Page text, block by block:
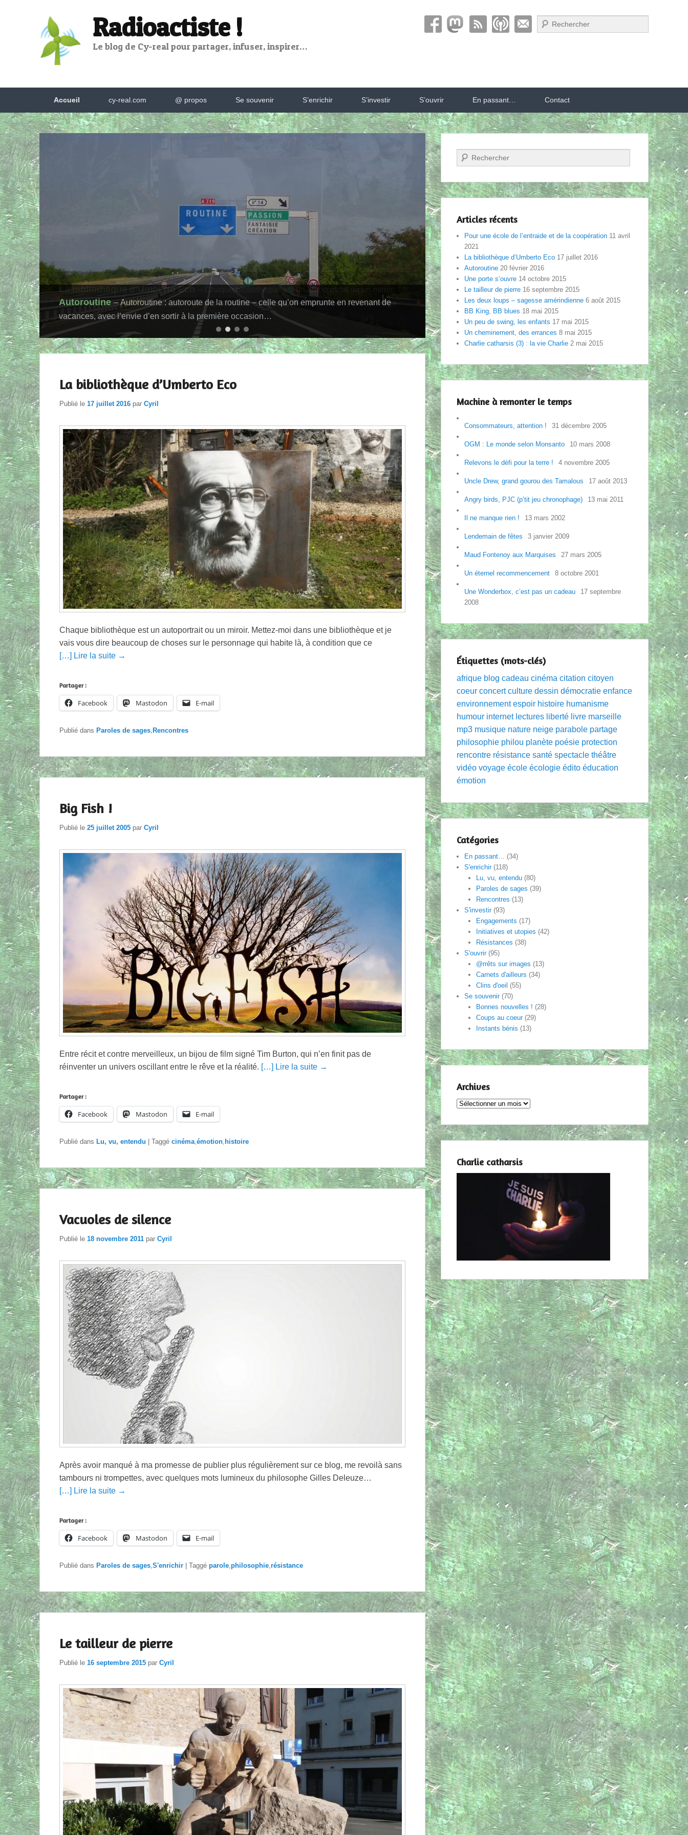
Radioactiste !
Le blog de Cy-real pour partager, infuser, inspirer…
Recherche
Accueil cy-real.com @ propos Se souvenir S’enrichir S’investir S’ouvrir En passant… Contact
Autoroutine
Autoroutine : autoroute de la routine – celle qu’on emprunte en revenant de
vacances, avec l’envie d’en sortir à la première occasion…
2 3 4
La bibliothèque d’Umberto Eco
Publié le 17 juillet 2016 par Cyril
Chaque bibliothèque est un autoportrait ou un miroir. Mettez-moi dans une bibliothèque et je
vais vous dire beaucoup de choses sur le personnage qui habite là, à condition que ce
[…] Lire la suite →
Partager :
Facebook Mastodon E-mail
Publié dans Paroles de sages Rencontres
Big Fish !
Publié le 25 juillet 2005 par Cyril
Entre récit et contre merveilleux, un bijou de film signé Tim Burton, qui n’en finit pas de
réinventer un univers oscillant entre le rêve et la réalité. […] Lire la suite →
Partager :
Facebook Mastodon E-mail
Publié dans Lu, vu, entendu Taggé cinéma émotion histoire
Vacuoles de silence
Publié le 18 novembre 2011 par Cyril
Après avoir manqué à ma promesse de publier plus régulièrement sur ce blog, me revoilà sans
tambours ni trompettes, avec quelques mots lumineux du philosophe Gilles Deleuze…
[…] Lire la suite →
Partager :
Facebook Mastodon E-mail
Publié dans Paroles de sages S'enrichir Taggé parole philosophie résistance
Le tailleur de pierre
Publié le 16 septembre 2015 par Cyril
Recherche
Articles récents
Pour une école de l’entraide et de la coopération 11 avril
2021
La bibliothèque d’Umberto Eco 17 juillet 2016
Autoroutine 20 février 2016
Une porte s’ouvre 14 octobre 2015
Le tailleur de pierre 16 septembre 2015
Les deux loups – sagesse amérindienne 6 août 2015
BB King, BB blues 18 mai 2015
Un peu de swing, les enfants 17 mai 2015
Un cheminement, des errances 8 mai 2015
Charlie catharsis (3) : la vie Charlie 2 mai 2015
Machine à remonter le temps
Consommateurs, attention ! 31 décembre 2005
OGM : Le monde selon Monsanto 10 mars 2008
Relevons le défi pour la terre ! 4 novembre 2005
Uncle Drew, grand gourou des Tamalous 17 août 2013
Angry birds, PJC (p’tit jeu chronophage) 13 mai 2011
Il ne manque rien ! 13 mars 2002
Lendemain de fêtes 3 janvier 2009
Maud Fontenoy aux Marquises 27 mars 2005
Un éternel recommencement 8 octobre 2001
Une Wonderbox, c’est pas un cadeau
17 septembre
2008
Étiquettes (mots-clés)
afrique blog cadeau cinéma citation citoyen
coeur concert culture dessin démocratie enfance
environnement espoir histoire humanisme
humour internet lectures liberté livre marseille
mp3 musique nature neige parabole partage
philosophie philou planète poésie protection
rencontre résistance santé spectacle théâtre
vidéo voyage école écologie édito éducation
émotion
Catégories
En passant… (34)
S'enrichir(118)
Lu, vu, entendu(80)
Paroles de sages (39)
Rencontres (13)
S'investir(93)
Engagements (17)
Initiatives et utopies (42)
Résistances (38)
S'ouvrir(95)
@rrêts sur images (13)
Carnets d'ailleurs (34)
Clins d'oeil (55)
Se souvenir(70)
Bonnes nouvelles ! (28)
Coups au coeur(29)
Instants bénis (13)
Archives
Archives
Charlie catharsis